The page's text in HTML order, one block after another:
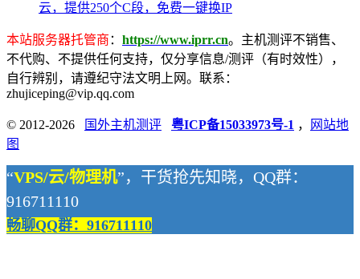
云，提供250个C段，免费一键换IP
本站服务器托管商 ： https://www.iprr.cn。主机测评不销售、
不代购、不提供任何支持，仅分享信息/测评（有时效性），
自行辨别，请遵纪守法文明上网。联系：
zhujiceping@vip.qq.com
© 2012-2026 国外主机测评 粤ICP备15033973号-1 ，
网站地
图
“VPS/云/物理机”，干货抢先知晓，QQ群：
916711110
畅聊QQ群：916711110